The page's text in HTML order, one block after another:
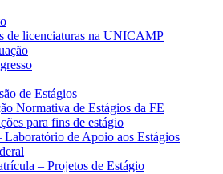
de licenciaturas na UNICAMP
de Estágios
Normativa de Estágios da FE
para fins de estágio
de Apoio aos Estágios
– Projetos de Estágio